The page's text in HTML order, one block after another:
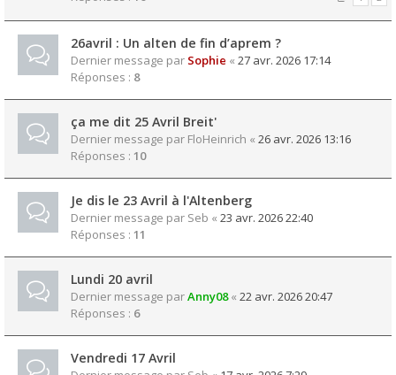
26avril : Un alten de fin d’aprem ?
Dernier message par Sophie « 27 avr. 2026 17:14
Réponses : 8
ça me dit 25 Avril Breit'
Dernier message par FloHeinrich « 26 avr. 2026 13:16
Réponses : 10
Je dis le 23 Avril à l'Altenberg
Dernier message par Seb « 23 avr. 2026 22:40
Réponses : 11
Lundi 20 avril
Dernier message parAnny08« 22 avr. 2026 20:47
Réponses : 6
Vendredi 17 Avril